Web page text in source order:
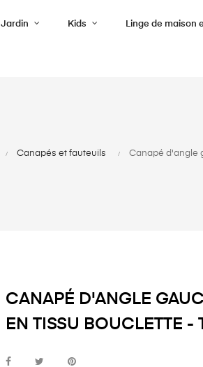
Jardin Kids Linge de maison
Canapés et fauteuils Canapé d'angle
CANAPÉ D'ANGLE
EN TISSU BOUCLETTE -